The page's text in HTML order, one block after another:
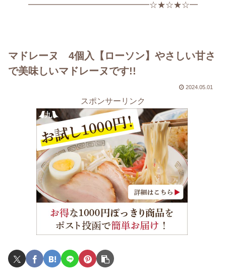
━━━━━━━━━━━━━━━☆★☆★☆━
マドレーヌ 4個入【ローソン】やさしい甘さ
で美味しいマドレーヌです!!
2024.05.01
スポンサーリンク